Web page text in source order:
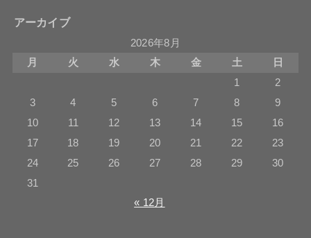
アーカイブ
2026年8月
月
火 水 木 金 土
日
1
2
3
4 5 6 7 8
9
10
11 12 13 14 15
16
17
18 19 20 21 22
23
24
25 26 27 28 29
30
31
« 12月